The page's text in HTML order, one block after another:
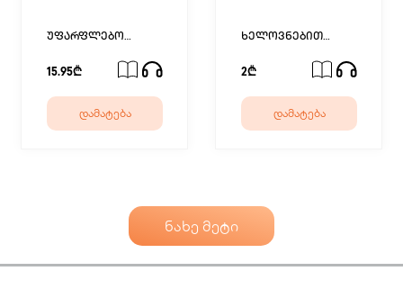
უფარფლებო
რიტო
15.95₾
დამატება
ხელოვნებით
2₾
დამატება
ნახე მეტი